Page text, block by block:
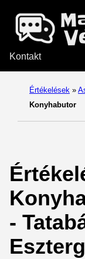
Kontakt
Értékelések »
Konyhabutor
-